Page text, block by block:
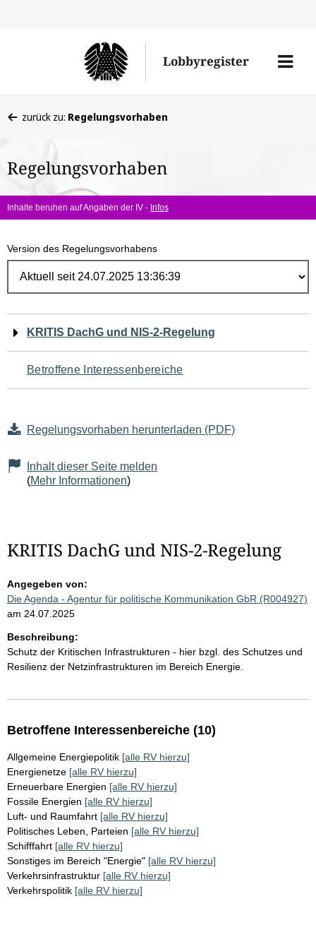
Lobbyregister
Menü
befinden
hier:
zurück zu: Regelungsvorhaben
Regelungsvorhaben
Inhalte beruhen auf Angaben der IV - Infos
Version des Regelungsvorhabens
Navigation
für
den
Seiteninhalt
KRITIS DachG und NIS-2-Regelung
Betroffene Interessenbereiche
Regelungsvorhaben herunterladen (PDF)
Inhalt dieser Seite melden
(Mehr Informationen)
KRITIS DachG und NIS-2-Regelung
Angegeben von:
Die Agenda - Agentur für politische Kommunikation GbR (R004927)
am 24.07.2025
Beschreibung:
Schutz der Kritischen Infrastrukturen - hier bzgl. des Schutzes und
Resilienz der Netzinfrastrukturen im Bereich Energie.
Betroffene Interessenbereiche (10)
Allgemeine Energiepolitik [alle RV hierzu]
Energienetze [alle RV hierzu]
Erneuerbare Energien [alle RV hierzu]
Fossile Energien [alle RV hierzu]
Luft- und Raumfahrt [alle RV hierzu]
Politisches Leben, Parteien [alle RV hierzu]
Schifffahrt [alle RV hierzu]
Sonstiges im Bereich "Energie" [alle RV hierzu]
Verkehrsinfrastruktur [alle RV hierzu]
Verkehrspolitik [alle RV hierzu]